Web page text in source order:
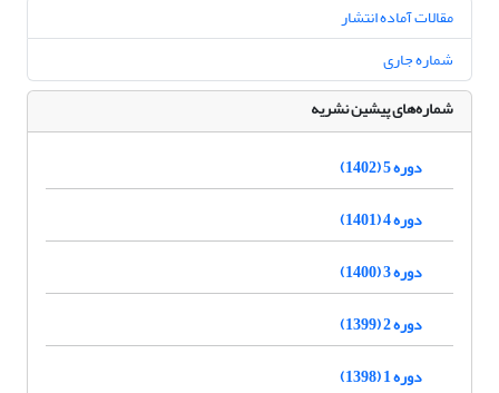
مقالات آماده انتشار
شماره جاری
شماره‌های پیشین نشریه
دوره 5 (1402)
دوره 4 (1401)
دوره 3 (1400)
دوره 2 (1399)
دوره 1 (1398)